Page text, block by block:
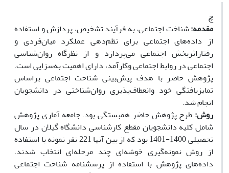
چ
مقدمه:شناخت اجتماعی، به فرآیند تشخیص، پردازش و استفاده
از داده‌های اجتماعی برای نظم‌دهی عملکرد میان‌فردی و
رفتاراثربخش اجتماعی می‌پردازد و از نظرگاه روان‌شناسی
اجتماعی در روابط اجتماعی وکارآمد، دارای اهمیت به‌سزایی است.
پژوهش حاضر با هدف پیش‌بینی شناخت اجتماعی براساس
تمایزیافتگی خود وانعطاف‌پذیری روان‌شناختی در دانشجویان
انجام شد.
روش: طرح پژوهش حاضر همبستگی بود. جامعه آماری پژوهش
شامل کلیه دانشجویان مقطع کارشناسی دانشگاه گیلان در سال
تحصیلی 1400-1401 بود که از بین آنها 221 نفر نمونه با استفاده
از روش نمونه‌گیری خوشه‌ای چند مرحله‌ای انتخاب شدند.
داده‌های پژوهش با استفاده از پرسشنامه شناخت اجتماعی